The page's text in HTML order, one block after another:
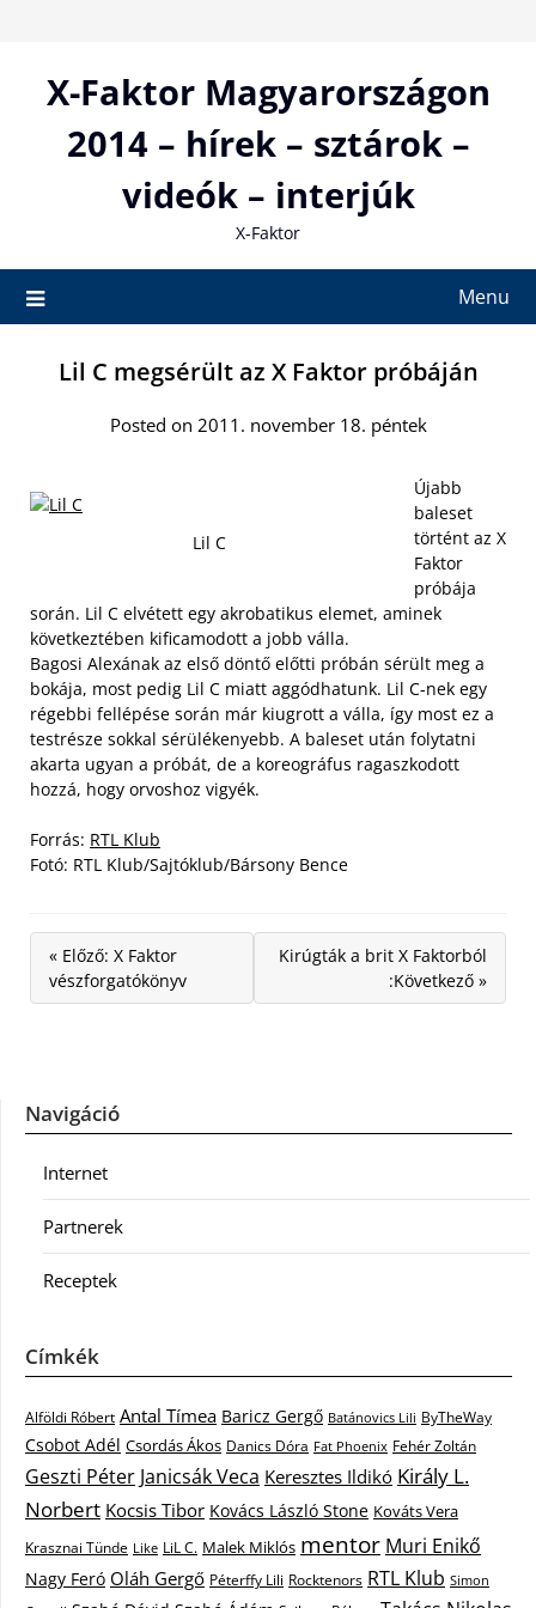
contentX-Faktor Magyarországon
2014 – hírek – sztárok –
videók – interjúk
X-Faktor
Menu
Lil C megsérült az X Faktor próbáján
Posted on 2011. november 18. péntek
Lil C
Újabb
baleset
történt az X
Faktor
próbája
során. Lil C elvétett egy akrobatikus elemet, aminek
következtében kificamodott a jobb válla.
Bagosi Alexának az első döntő előtti próbán sérült meg a
bokája, most pedig Lil C miatt aggódhatunk. Lil C-nek egy
régebbi fellépése során már kiugrott a válla, így most ez a
testrésze sokkal sérülékenyebb. A baleset után folytatni
akarta ugyan a próbát, de a koreográfus ragaszkodott
hozzá, hogy orvoshoz vigyék.
Forrás: RTL Klub
Fotó: RTL Klub/Sajtóklub/Bársony Bence
« Előző: X Faktor
vészforgatókönyv
Kirúgták a brit X Faktorból
:Következő »
Navigáció
Internet
Partnerek
Receptek
Címkék
Alföldi Róbert Antal Tímea Baricz Gergő Batánovics Lili ByTheWay
Csobot Adél Csordás Ákos Danics Dóra Fat Phoenix Fehér Zoltán
Geszti Péter Janicsák Veca Keresztes Ildikó Király L.
Norbert Kocsis Tibor Kovács László Stone Kováts Vera
Krasznai Tünde Like LiL C. Malek Miklós mentor Muri Enikő
Nagy Feró Oláh Gergő Péterffy Lili Rocktenors RTL Klub Simon